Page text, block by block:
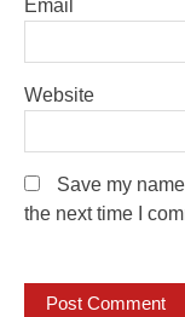
Email
Website
Save my
the next time I